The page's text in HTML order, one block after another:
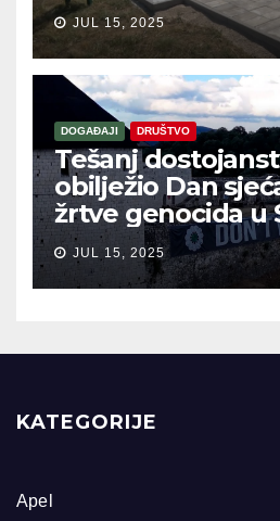
JUL 15, 2025
DOGAĐAJI DRUŠTVO
Tešanj
obilježio Dan
žrtve genocida u
JUL 15, 2025
KATEGORIJE
Apel